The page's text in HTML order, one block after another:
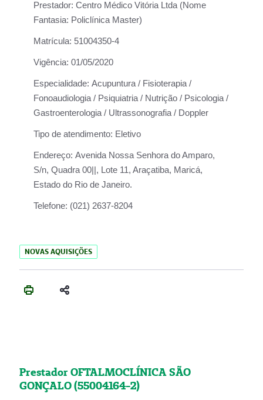
Prestador: Centro Médico Vitória Ltda (Nome
Fantasia: Policlínica Master)
Matrícula: 51004350-4
Vigência: 01/05/2020
Especialidade: Acupuntura / Fisioterapia /
Fonoaudiologia / Psiquiatria / Nutrição / Psicologia /
Gastroenterologia / Ultrassonografia / Doppler
Tipo de atendimento: Eletivo
Endereço: Avenida Nossa Senhora do Amparo,
S/n, Quadra 00||, Lote 11, Araçatiba, Maricá,
Estado do Rio de Janeiro.
Telefone: (021) 2637-8204
NOVAS AQUISIÇÕES
Prestador OFTALMOCLÍNICA SÃO
GONÇALO (55004164-2)